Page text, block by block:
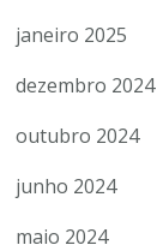
janeiro 2025
dezembro 2024
outubro 2024
junho 2024
maio 2024